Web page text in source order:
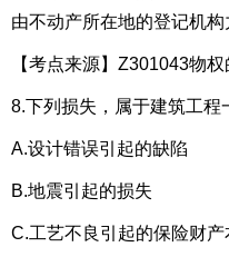
由不动产所在地的登记机构
【考点来源】Z301043物
8.下列损失，属于建筑工程
A.设计错误引起的缺陷
B.地震引起的损失
C.工艺不良引起的保险财产